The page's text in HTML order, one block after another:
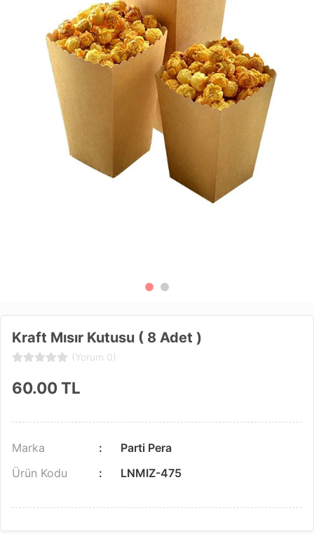
Kraft Mısır Kutusu ( 8 Adet )
(Yorum 0)
60.00TL
Marka
Parti Pera
Ürün Kodu
LNMIZ-475